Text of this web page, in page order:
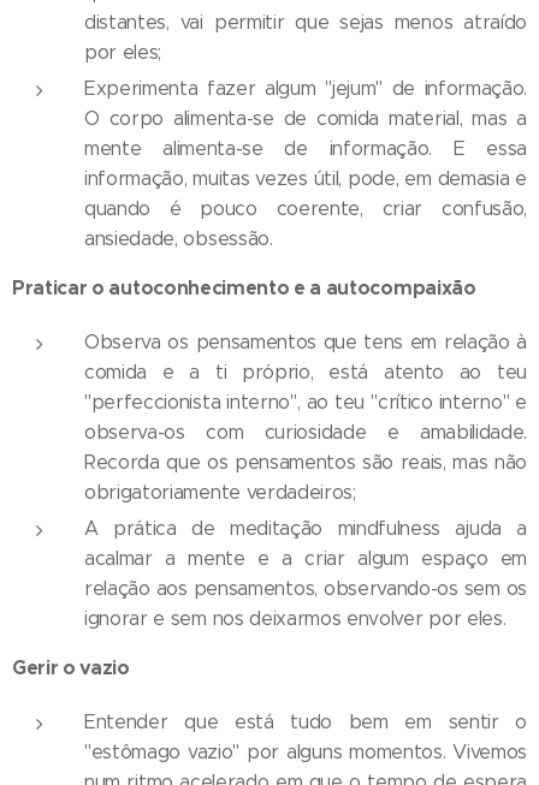
distantes, vai permitir que sejas menos atraído
por eles;
Experimenta fazer algum "jejum" de informação.
O corpo alimenta-se de comida material, mas a
mente alimenta-se de informação. E essa
informação, muitas vezes útil, pode, em demasia e
quando é pouco coerente, criar confusão,
ansiedade, obsessão.
Praticar o autoconhecimento e a autocompaixão
Observa os pensamentos que tens em relação à
comida e a ti próprio, está atento ao teu
"perfeccionista interno", ao teu "crítico interno" e
observa-os com curiosidade e amabilidade.
Recorda que os pensamentos são reais, mas não
obrigatoriamente verdadeiros;
A prática de meditação mindfulness ajuda a
acalmar a mente e a criar algum espaço em
relação aos pensamentos, observando-os sem os
ignorar e sem nos deixarmos envolver por eles.
Gerir o vazio
Entender que está tudo bem em sentir o
"estômago vazio" por alguns momentos. Vivemos